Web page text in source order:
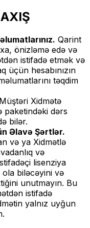
Qarint
önizləmə edə və
istifadə etmək və
üçün hesabınızın
təqdim
Müştəri Xidmətə
paketindəki dərs
bilər.
Əlavə Şərtlər.
və ya Xidmətlə
və
lisenziya
biləcəyini və
unutmayın. Bu
istifadə
yalnız uyğun